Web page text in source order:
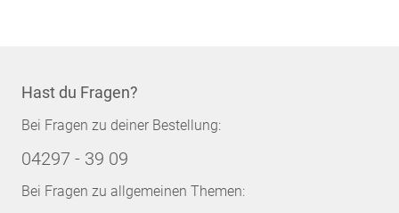
Hast du Fragen?
Bei Fragen zu deiner Bestellung:
04297 - 39 09
Bei Fragen zu allgemeinen Themen: